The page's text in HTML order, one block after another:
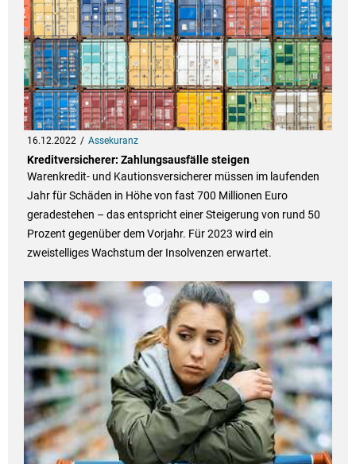
16.12.2022 Assekuranz
Kreditversicherer: Zahlungsausfälle steigen
Warenkredit- und Kautionsversicherer müssen im laufenden
Jahr für Schäden in Höhe von fast 700 Millionen Euro
geradestehen – das entspricht einer Steigerung von rund 50
Prozent gegenüber dem Vorjahr. Für 2023 wird ein
zweistelliges Wachstum der Insolvenzen erwartet.